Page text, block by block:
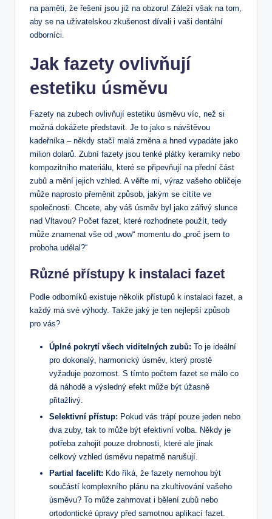
na paměti, že řešení jsou již na obzoru! Záleží však na tom,
aby se na uživatelskou zkušenost dívali i vaši dentální
odborníci.
Jak fazety ovlivňují
estetiku úsměvu
Fazety na zubech ovlivňují estetiku úsměvu víc, než si
možná dokážete představit. Je to jako s návštěvou
kadeřníka – někdy stačí malá změna a hned vypadáte jako
milion dolarů. Zubní fazety jsou tenké plátky keramiky nebo
kompozitního materiálu, které se připevňují na přední část
zubů a mění jejich vzhled. A věřte mi, výraz vašeho obličeje
může naprosto přeměnit způsob, jakým se cítíte ve
společnosti. Chcete, aby váš úsměv byl jako zářivý slunce
nad Vltavou? Počet fazet, které rozhodnete použít, tedy
může znamenat vše od „wow“ momentu do „proč jsem to
proboha udělal?“
Různé přístupy k instalaci fazet
Podle odborníků existuje několik přístupů k instalaci fazet, a
každý má své výhody. Takže jaký je ten nejlepší způsob
pro vás?
Úplné pokrytí všech viditelných zubů: To je ideální
pro dokonalý, harmonický úsměv, který prostě
vyžaduje pozornost. S tímto počtem fazet se málo co
dá náhodě a výsledný efekt může být úžasně
přitažlivý.
Selektivní přístup: Pokud vás trápí pouze jeden nebo
dva zuby, tak to může být efektivní volba. Někdy je
potřeba zahojit pouze drobnosti, které ale jinak
celkový vzhled úsměvu nepatrně narušují.
Partial facelift: Kdo říká, že fazety nemohou být
součástí komplexního plánu na zkultivování vašeho
úsměvu? To může zahrnovat i bělení zubů nebo
ortodontické úpravy před samotnou aplikací fazet.